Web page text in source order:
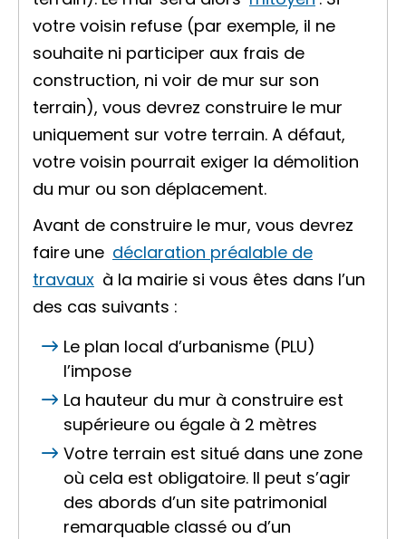
votre voisin refuse (par exemple, il ne
souhaite ni participer aux frais de
construction, ni voir de mur sur son
terrain), vous devrez construire le mur
uniquement sur votre terrain. A défaut,
votre voisin pourrait exiger la démolition
du mur ou son déplacement.
Avant de construire le mur, vous devrez
faire une déclaration préalable de
travaux à la mairie si vous êtes dans l’un
des cas suivants :
Le plan local d’urbanisme (PLU)
l’impose
La hauteur du mur à construire est
supérieure ou égale à 2 mètres
Votre terrain est situé dans une zone
où cela est obligatoire. Il peut s’agir
des abords d’un site patrimonial
remarquable classé ou d’un